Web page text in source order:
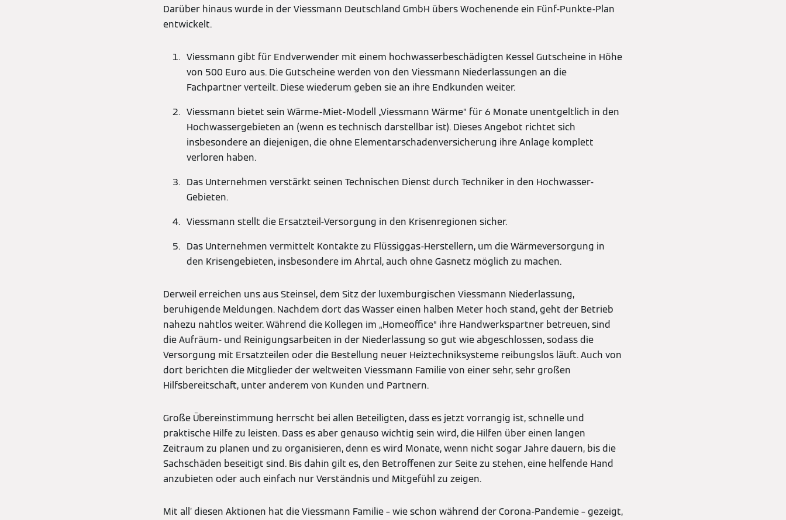
Darüber hinaus wurde in der Viessmann Deutschland GmbH übers Wochenende ein Fünf-Punkte-Plan
entwickelt.
Viessmann gibt für Endverwender mit einem hochwasserbeschädigten Kessel Gutscheine in Höhe
von 500 Euro aus. Die Gutscheine werden von den Viessmann Niederlassungen an die
Fachpartner verteilt. Diese wiederum geben sie an ihre Endkunden weiter.
Viessmann bietet sein Wärme-Miet-Modell „Viessmann Wärme” für 6 Monate unentgeltlich in den
Hochwassergebieten an (wenn es technisch darstellbar ist). Dieses Angebot richtet sich
insbesondere an diejenigen, die ohne Elementarschadenversicherung ihre Anlage komplett
verloren haben.
Das Unternehmen verstärkt seinen Technischen Dienst durch Techniker in den Hochwasser-
Gebieten.
Viessmann stellt die Ersatzteil-Versorgung in den Krisenregionen sicher.
Das Unternehmen vermittelt Kontakte zu Flüssiggas-Herstellern, um die Wärmeversorgung in
den Krisengebieten, insbesondere im Ahrtal, auch ohne Gasnetz möglich zu machen.
Derweil erreichen uns aus Steinsel, dem Sitz der luxemburgischen Viessmann Niederlassung,
beruhigende Meldungen. Nachdem dort das Wasser einen halben Meter hoch stand, geht der Betrieb
nahezu nahtlos weiter. Während die Kollegen im „Homeoffice” ihre Handwerkspartner betreuen, sind
die Aufräum- und Reinigungsarbeiten in der Niederlassung so gut wie abgeschlossen, sodass die
Versorgung mit Ersatzteilen oder die Bestellung neuer Heiztechniksysteme reibungslos läuft. Auch von
dort berichten die Mitglieder der weltweiten Viessmann Familie von einer sehr, sehr großen
Hilfsbereitschaft, unter anderem von Kunden und Partnern.
Große Übereinstimmung herrscht bei allen Beteiligten, dass es jetzt vorrangig ist, schnelle und
praktische Hilfe zu leisten. Dass es aber genauso wichtig sein wird, die Hilfen über einen langen
Zeitraum zu planen und zu organisieren, denn es wird Monate, wenn nicht sogar Jahre dauern, bis die
Sachschäden beseitigt sind. Bis dahin gilt es, den Betroffenen zur Seite zu stehen, eine helfende Hand
anzubieten oder auch einfach nur Verständnis und Mitgefühl zu zeigen.
Mit all’ diesen Aktionen hat die Viessmann Familie – wie schon während der Corona-Pandemie – gezeigt,